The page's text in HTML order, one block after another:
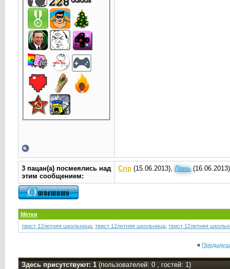
3 пацан(а) посмеялись над
этим сообщением:
Crip(15.06.2013), Лань
Метки
твист 12летняя школьница, твист 12летняя школьница, твист 12летняя
«
Здесь присутствуют: 1 (пользователей: 0 , гостей: 1)